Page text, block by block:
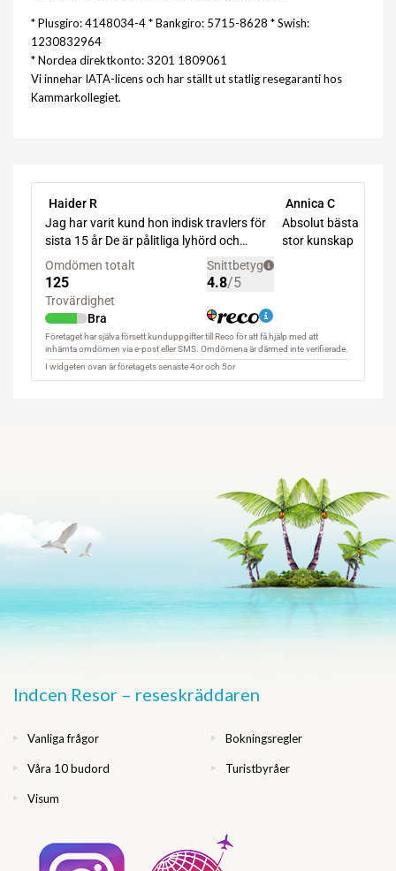
* Plusgiro: 4148034-4 * Bankgiro: 5715-8628 * Swish:
1230832964
* Nordea direktkonto: 3201 1809061
Vi innehar IATA-licens och har ställt ut statlig resegaranti hos
Kammarkollegiet.
Indcen Resor – reseskräddaren
Vanliga frågor Bokningsregler
Våra 10 budord Turistbyråer
Visum